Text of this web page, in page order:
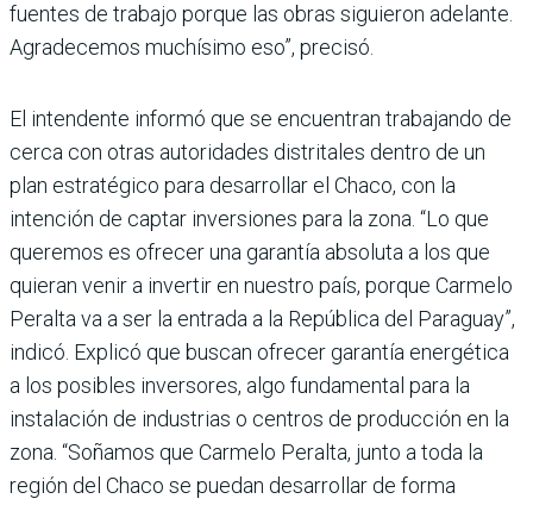
fuentes de tra­bajo porque las obras siguieron adelante.
Agradecemos muchí­simo eso”, precisó.
El intendente informó que se encuentran trabajando de
cerca con otras autoridades distritales dentro de un
plan estratégico para desarrollar el Chaco, con la
intención de captar inversiones para la zona. “Lo que
queremos es ofrecer una garantía abso­luta a los que
quieran venir a invertir en nuestro país, por­que Carmelo
Peralta va a ser la entrada a la República del Paraguay”,
indicó. Explicó que buscan ofrecer garantía ener­gética
a los posibles inverso­res, algo fundamental para la
instalación de industrias o centros de producción en la
zona. “Soñamos que Carmelo Peralta, junto a toda la
región del Chaco se puedan desarro­llar de forma